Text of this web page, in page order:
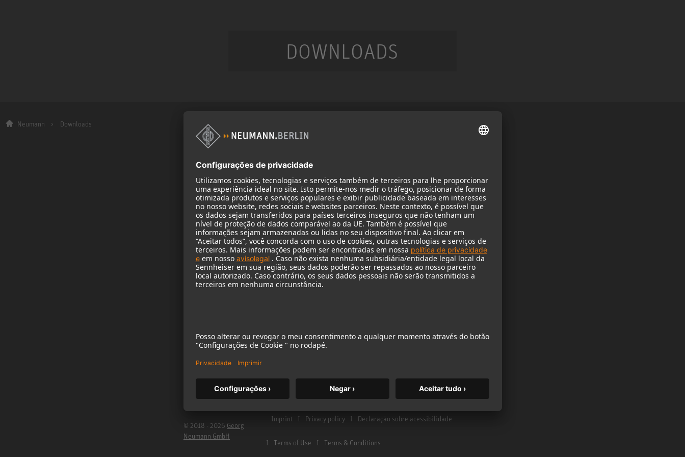
DOWNLOADS
Neumann Downloads
Empresa
Sobre nós
Notícias
A Neumann no estúdio doméstico
Registro para o boletim
informativo
Empregos
Serviço
Downloads
Garantia
Serviço e reparo
Distributor & Pontos de serviço
Glossário de Microfones
Glossário de Monitores
Produtos
Microfones
Acessórios de microfone
Monitores
Acessórios de monitores
Fones de ouvido
Microfones históricos
© 2018 - 2026 Georg
Neumann GmbH
Imprint Privacy policy Declaração sobre acessibilidade
Terms of Use Terms & Conditions